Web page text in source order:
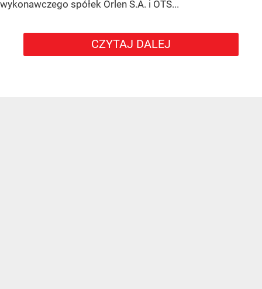
wykonawczego spółek Orlen S.A. i OTS...
CZYTAJ DALEJ